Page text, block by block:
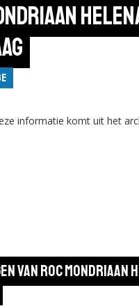
informatie komt uit het
van ROC